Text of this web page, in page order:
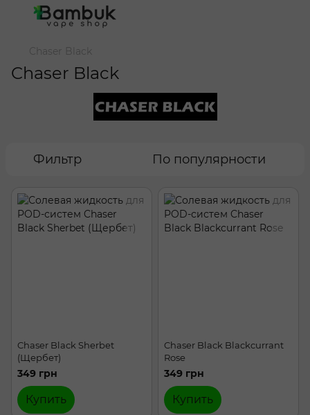
Chaser Black
Chaser Black
Фильтр По популярности
Chaser Black Sherbet
(Щербет)
349 грн
Купить
Chaser Black Blackcurrant
Rose
349 грн
Купить